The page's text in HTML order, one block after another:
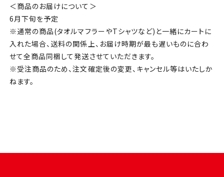
＜商品のお届けについて＞
6月下旬を予定
※通常の商品(タオルマフラーやTシャツなど) と一緒にカートに
入れた場合、送料の関係上、お届け時期が最も遅いものに合わ
せて全商品同梱して発送させていただきます。
※受注商品のため、注文確定後の変更、キャンセル等はいたしか
ねます。